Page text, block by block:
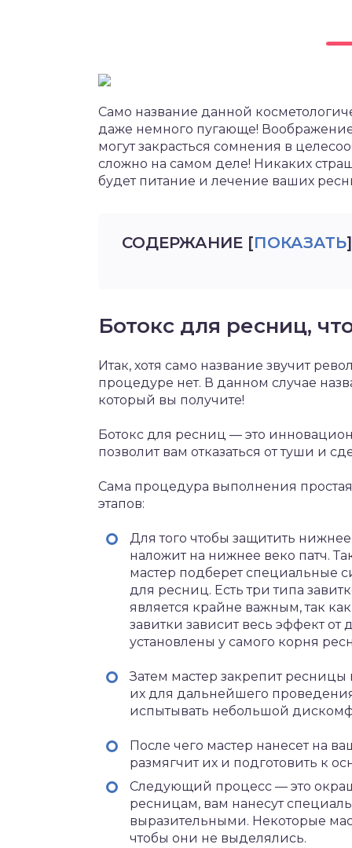
Само название данной
даже немного пугающе!
могут закрасться сомнения в
сложно на самом деле! Никаких
будет питание и лечение ваших
СОДЕРЖАНИЕ [ПОКАЗАТЬ]
Ботокс для ресниц,
Итак, хотя само название звучит
процедуре нет. В данном случае
который вы получите!
Ботокс для ресниц — это
позволит вам отказаться от туши и
Сама процедура выполнения
этапов:
Для того чтобы защитить
наложит на нижнее веко патч.
мастер подберет специальные
для ресниц. Есть три типа
является крайне важным, так
завитки зависит весь эффект
установлены у самого корня
Затем мастер закрепит
их для дальнейшего
испытывать небольшой
После чего мастер нанесет на
размягчит их и подготовить к
Следующий процесс — это
ресницам, вам нанесут
выразительными. Некоторые
чтобы они не выделялись.